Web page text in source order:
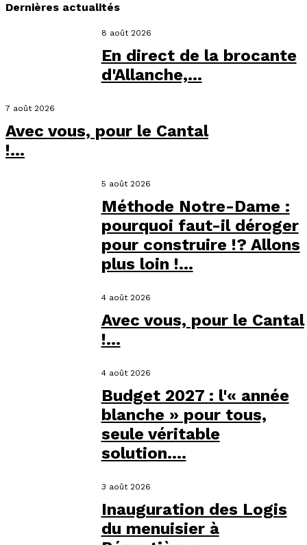
Dernières actualités
8 août 2026
En direct de la brocante
d'Allanche,...
7 août 2026
Avec vous, pour le Cantal
!...
5 août 2026
Méthode Notre-Dame :
pourquoi faut-il déroger
pour construire !? Allons
plus loin !...
4 août 2026
Avec vous, pour le Cantal
!...
4 août 2026
Budget 2027 : l'« année
blanche » pour tous,
seule véritable
solution....
3 août 2026
Inauguration des Logis
du menuisier à